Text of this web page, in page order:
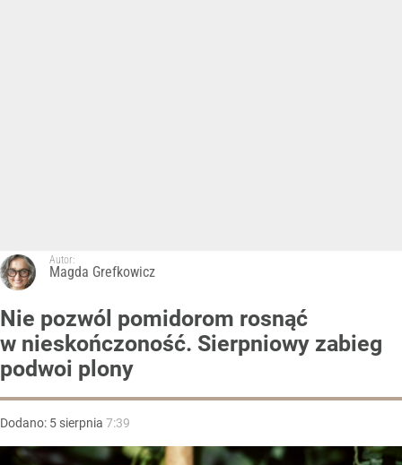
Autor:
Magda Grefkowicz
Nie pozwól pomidorom rosnąć
w nieskończoność. Sierpniowy zabieg
podwoi plony
Dodano: 5 sierpnia 7:39